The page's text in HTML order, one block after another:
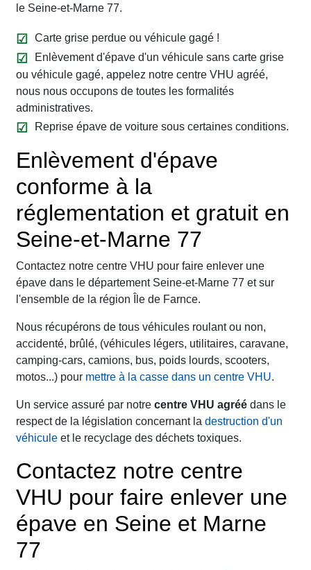
le Seine-et-Marne 77.
Carte grise perdue ou véhicule gagé !
Enlèvement d'épave d'un véhicule sans carte grise
ou véhicule gagé, appelez notre centre VHU agréé,
nous nous occupons de toutes les formalités
administratives.
Reprise épave de voiture sous certaines conditions.
Enlèvement d'épave
conforme à la
réglementation et gratuit en
Seine-et-Marne 77
Contactez notre centre VHU pour faire enlever une
épave dans le département Seine-et-Marne 77 et sur
l'ensemble de la région Île de Farnce.
Nous récupérons de tous véhicules roulant ou non,
accidenté, brûlé, (véhicules légers, utilitaires, caravane,
camping-cars, camions, bus, poids lourds, scooters,
motos...) pour mettre à la casse dans un centre VHU.
Un service assuré par notre centre VHU agréé dans le
respect de la législation concernant la destruction d'un
véhicule et le recyclage des déchets toxiques.
Contactez notre centre
VHU pour faire enlever une
épave en Seine et Marne
77